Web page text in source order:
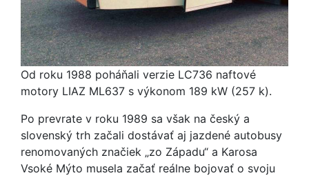
Od roku 1988 poháňali verzie LC736 naftové
motory LIAZ ML637 s výkonom 189 kW (257 k).
Po prevrate v roku 1989 sa však na český a
slovenský trh začali dostávať aj jazdené autobusy
renomovaných značiek „zo Západu“ a Karosa
Vsoké Mýto musela začať reálne bojovať o svoju